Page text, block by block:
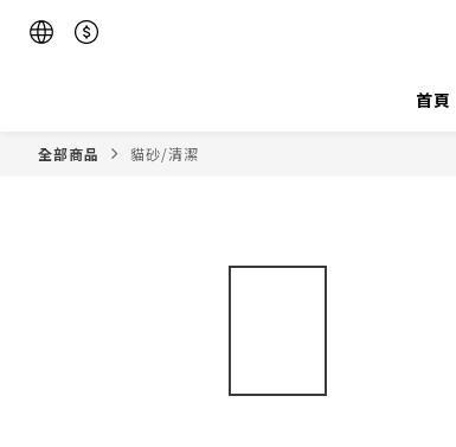
首頁
全部商品 貓砂/清潔